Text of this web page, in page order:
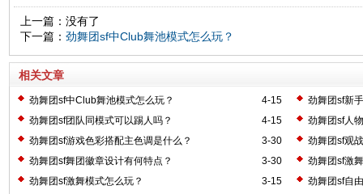
上一篇：没有了
下一篇： 劲舞团sf中Club舞池模式怎么玩？
相关文章
4-15
劲舞团sf中Club舞池模式怎么玩？
劲舞团sf新
4-15
劲舞团sf团队同模式可以踢人吗？
劲舞团sf人
3-30
劲舞团sf游戏色彩搭配主色调是什么？
劲舞团sf观
3-30
劲舞团sf舞团徽章设计有何特点？
劲舞团sf激
3-15
劲舞团sf激舞模式怎么玩？ 劲舞团sf自